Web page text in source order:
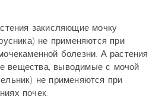
закисляющие мочку
не применяются при
болезни. А растения
вещества, выводимые с мочой
не применяются при
почек.